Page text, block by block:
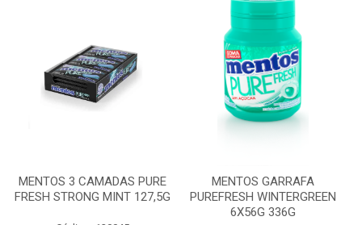
MENTOS 3 CAMADAS PURE
FRESH STRONG MINT 127,5G
MENTOS GARRAFA
PUREFRESH WINTERGREEN
6X56G 336G